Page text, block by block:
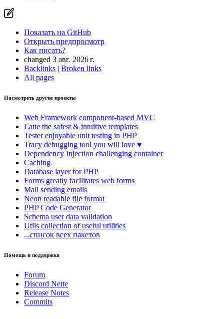
Показать на GitHub
Открыть предпросмотр
Как писать?
changed 3 авг. 2026 г.
Backlinks | Broken links
All pages
Посмотреть другие проекты
Web Framework component-based MVC
Latte the safest & intuitive templates
Testerenjoyable unit testing in PHP
Tracy debugging tool you will love ♥
Dependency Injection challenging container
Caching
Database layer for PHP
Forms greatly facilitates web forms
Mail sending emails
Neon readable file format
PHP Code Generator
Schema user data validation
Utils collection of useful utilities
...список всех пакетов
Помощь и поддержка
Forum
Discord Nette
Release Notes
Commits